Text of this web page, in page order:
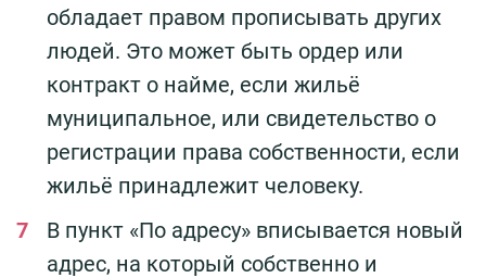
обладает правом прописывать других
людей. Это может быть ордер или
контракт о найме, если жильё
муниципальное, или свидетельство о
регистрации права собственности, если
жильё принадлежит человеку.
В пункт «По адресу» вписывается новый
адрес, на который собственно и